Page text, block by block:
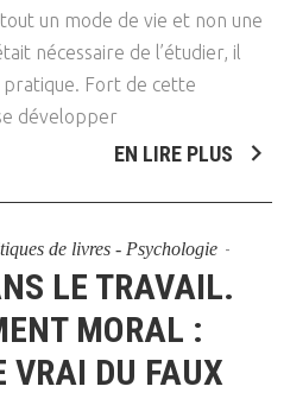
un mode de vie et non une
nécessaire de l’étudier, il
Fort de cette
développer
EN LIRE PLUS
de livres - Psychologie
LE TRAVAIL.
MORAL :
VRAI DU FAUX